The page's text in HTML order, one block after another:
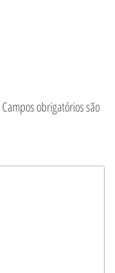
Campos obrigatórios são